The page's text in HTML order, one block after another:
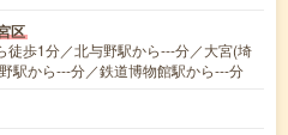
区
徒歩1分／北与野駅から---分／大宮(埼
駅から---分／鉄道博物館駅から---分